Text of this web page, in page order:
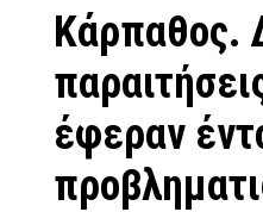
Κάρπαθος.
έφεραν